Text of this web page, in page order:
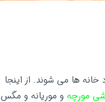
خانه ها می شوند. از اینجا
مورچه و موریانه و مگس